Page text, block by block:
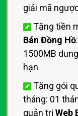
giải mã
Tặng tiền
Bán Đồng Hồ
1500MB
hạn
Tặng gói
tháng: 01
quản trị Web